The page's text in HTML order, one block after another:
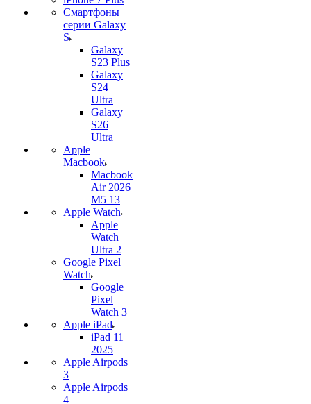
Смартфоны
серии Galaxy
S
Galaxy
S23 Plus
Galaxy
S24
Ultra
Galaxy
S26
Ultra
Apple
Macbook
Macbook
Air 2026
M5 13
Apple Watch
Apple
Watch
Ultra 2
Google Pixel
Watch
Google
Pixel
Watch 3
Apple iPad
iPad 11
2025
Apple Airpods
3
Apple Airpods
4